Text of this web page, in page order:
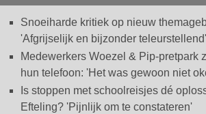
Snoeiharde kritiek op nieuw
'Afgrijselijk en bijzonder teleurstellend'
Medewerkers Woezel & Pip-pretpark
hun telefoon: 'Het was gewoon niet
Is stoppen met schoolreisjes dé
Efteling? 'Pijnlijk om te constateren'